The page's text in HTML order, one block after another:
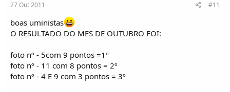
27 Out 2011 #11
boas uministas
O RESULTADO DO MES DE OUTUBRO FOI:
foto nº - 5com 9 pontos =1º
foto nº - 11 com 8 pontos = 2º
foto nº - 4 E 9 com 3 pontos = 3º